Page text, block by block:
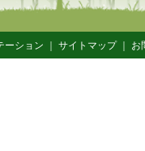
ーション サイトマップ｜ お